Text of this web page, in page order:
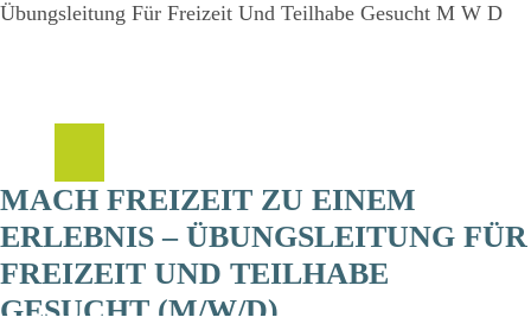
Übungsleitung Für Freizeit Und Teilhabe Gesucht M W D
MACH FREIZEIT ZU EINEM
ERLEBNIS – ÜBUNGSLEITUNG FÜR
FREIZEIT UND TEILHABE
GESUCHT (M/W/D)